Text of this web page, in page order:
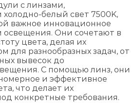
с линзами,
белый свет 7500K,
важное инновационное
освещения. Они сочетают в
цвета, делая их
для разнообразных задач, от
вывесок до
С помощью линз, они
и эффективное
что делает их
конкретные требования.